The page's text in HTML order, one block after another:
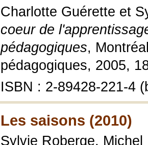
Charlotte Guérette et
coeur de
pédagogiques,
pédagogiques, 2005,
ISBN : 2-89428-221-4
Les saisons (2010)
Sylvie Roberge,